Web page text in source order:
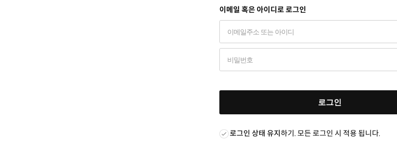
이메일 혹은 아이디로 로그인
로그인
로그인 상태 유지하기. 모든 로그인 시 적용 됩니다.